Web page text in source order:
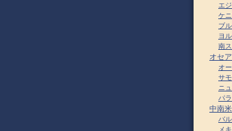
エ
ケ
ブ
ヨ
南
オセ
オ
サ
ニ
パ
中南米
バ
メ